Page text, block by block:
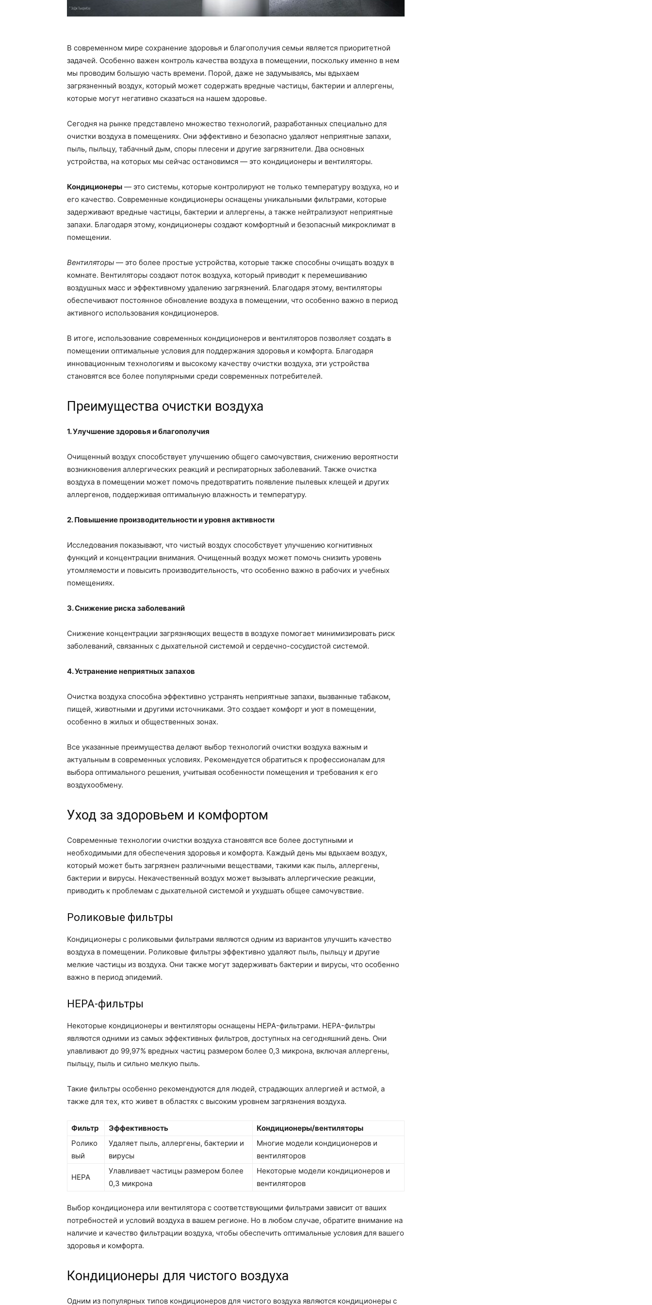
В современном мире сохранение здоровья и благополучия семьи является приоритетной
задачей. Особенно важен контроль качества воздуха в помещении, поскольку именно в нем
мы проводим большую часть времени. Порой, даже не задумываясь, мы вдыхаем
загрязненный воздух, который может содержать вредные частицы, бактерии и аллергены,
которые могут негативно сказаться на нашем здоровье.
Сегодня на рынке представлено множество технологий, разработанных специально для
очистки воздуха в помещениях. Они эффективно и безопасно удаляют неприятные запахи,
пыль, пыльцу, табачный дым, споры плесени и другие загрязнители. Два основных
устройства, на которых мы сейчас остановимся — это кондиционеры и вентиляторы.
Кондиционеры — это системы, которые контролируют не только температуру воздуха, но и
его качество. Современные кондиционеры оснащены уникальными фильтрами, которые
задерживают вредные частицы, бактерии и аллергены, а также нейтрализуют неприятные
запахи. Благодаря этому, кондиционеры создают комфортный и безопасный микроклимат в
помещении.
Вентиляторы — это более простые устройства, которые также способны очищать воздух в
комнате. Вентиляторы создают поток воздуха, который приводит к перемешиванию
воздушных масс и эффективному удалению загрязнений. Благодаря этому, вентиляторы
обеспечивают постоянное обновление воздуха в помещении, что особенно важно в период
активного использования кондиционеров.
В итоге, использование современных кондиционеров и вентиляторов позволяет создать в
помещении оптимальные условия для поддержания здоровья и комфорта. Благодаря
инновационным технологиям и высокому качеству очистки воздуха, эти устройства
становятся все более популярными среди современных потребителей.
Преимущества очистки воздуха
1. Улучшение здоровья и благополучия
Очищенный воздух способствует улучшению общего самочувствия, снижению вероятности
возникновения аллергических реакций и респираторных заболеваний. Также очистка
воздуха в помещении может помочь предотвратить появление пылевых клещей и других
аллергенов, поддерживая оптимальную влажность и температуру.
2. Повышение производительности и уровня активности
Исследования показывают, что чистый воздух способствует улучшению когнитивных
функций и концентрации внимания. Очищенный воздух может помочь снизить уровень
утомляемости и повысить производительность, что особенно важно в рабочих и учебных
помещениях.
3. Снижение риска заболеваний
Снижение концентрации загрязняющих веществ в воздухе помогает минимизировать риск
заболеваний, связанных с дыхательной системой и сердечно-сосудистой системой.
4. Устранение неприятных запахов
Очистка воздуха способна эффективно устранять неприятные запахи, вызванные табаком,
пищей, животными и другими источниками. Это создает комфорт и уют в помещении,
особенно в жилых и общественных зонах.
Все указанные преимущества делают выбор технологий очистки воздуха важным и
актуальным в современных условиях. Рекомендуется обратиться к профессионалам для
выбора оптимального решения, учитывая особенности помещения и требования к его
воздухообмену.
Уход за здоровьем и комфортом
Современные технологии очистки воздуха становятся все более доступными и
необходимыми для обеспечения здоровья и комфорта. Каждый день мы вдыхаем воздух,
который может быть загрязнен различными веществами, такими как пыль, аллергены,
бактерии и вирусы. Некачественный воздух может вызывать аллергические реакции,
приводить к проблемам с дыхательной системой и ухудшать общее самочувствие.
Роликовые фильтры
Кондиционеры с роликовыми фильтрами являются одним из вариантов улучшить качество
воздуха в помещении. Роликовые фильтры эффективно удаляют пыль, пыльцу и другие
мелкие частицы из воздуха. Они также могут задерживать бактерии и вирусы, что особенно
важно в период эпидемий.
HEPA-фильтры
Некоторые кондиционеры и вентиляторы оснащены HEPA-фильтрами. HEPA-фильтры
являются одними из самых эффективных фильтров, доступных на сегодняшний день. Они
улавливают до 99,97% вредных частиц размером более 0,3 микрона, включая аллергены,
пыльцу, пыль и сильно мелкую пыль.
Такие фильтры особенно рекомендуются для людей, страдающих аллергией и астмой, а
также для тех, кто живет в областях с высоким уровнем загрязнения воздуха.
Фильтр Эффективность
Кондиционеры/вентиляторы
Ролико
вый
Удаляет пыль, аллергены, бактерии и
вирусы
Многие модели кондиционеров и
вентиляторов
HEPA
Улавливает частицы размером более
0,3 микрона
Некоторые модели кондиционеров и
вентиляторов
Выбор кондиционера или вентилятора с соответствующими фильтрами зависит от ваших
потребностей и условий воздуха в вашем регионе. Но в любом случае, обратите внимание на
наличие и качество фильтрации воздуха, чтобы обеспечить оптимальные условия для вашего
здоровья и комфорта.
Кондиционеры для чистого воздуха
Одним из популярных типов кондиционеров для чистого воздуха являются кондиционеры с